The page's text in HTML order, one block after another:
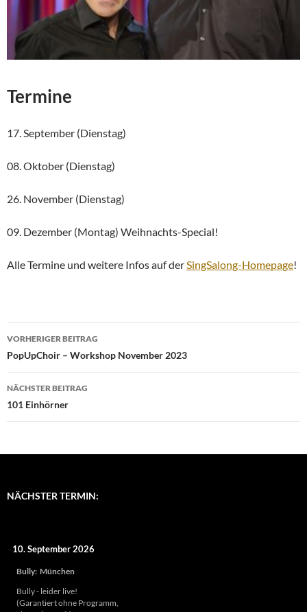
Termine
17. September (Dienstag)
08. Oktober (Dienstag)
26. November (Dienstag)
09. Dezember (Montag) Weihnachts-Special!
Alle Termine und weitere Infos auf derSingSalong-Homepage!
Beitragsnavigation
VORHERIGER BEITRAG
PopUpChoir – Workshop November 2023
NÄCHSTER BEITRAG
101 Einhörner
NÄCHSTER TERMIN:
10. September 2026
Bully: München
Bully - leider live!
(Garantiert ohne Programm,